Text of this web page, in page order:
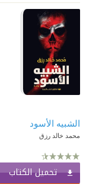
الشبيه الأسود
محمد خالد رزق
تحميل الكتاب